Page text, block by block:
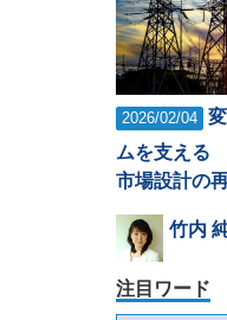
2026/02/04
ムを支える
市場設計の
竹内
注目ワード